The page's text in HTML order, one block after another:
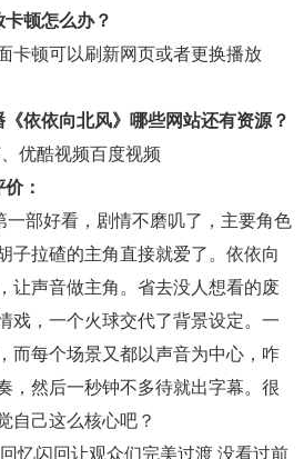
顿怎么办？
卡顿可以刷新网页或者更换播放
依依向北风》哪些网站还有资源？
优酷视频百度视频
：
一部好看，剧情不磨叽了，主要角色
子拉碴的主角直接就爱了。依依向
让声音做主角。省去没人想看的废
戏，一个火球交代了背景设定。一
而每个场景又都以声音为中心，咋
，然后一秒钟不多待就出字幕。很
自己这么核心吧？
忆闪回让观众们完美过渡 没看过前